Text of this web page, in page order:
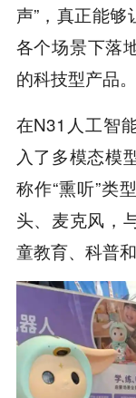
声”，真正能
各个场景下落
的科技型产品。
在N31人工智
入了多模态模
称作“熏听”类
头、麦克风，
童教育、科普